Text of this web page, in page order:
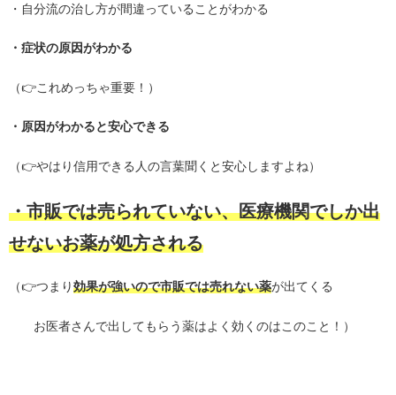
・自分流の治し方が間違っていることがわかる
・症状の原因がわかる
（👉これめっちゃ重要！）
・原因がわかると安心できる
（👉やはり信用できる人の言葉聞くと安心しますよね）
・市販では売られていない、医療機関でしか出
せないお薬が処方される
（👉つまり効果が強いので市販では売れない薬が出てくる
お医者さんで出してもらう薬はよく効くのはこのこと！）